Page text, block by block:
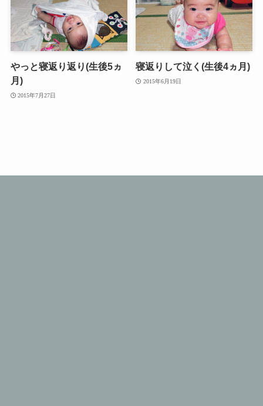
やっと寝返り返り(生後5ヵ
月)
2015年7月27日
寝返りして泣く(生後4ヵ月)
2015年6月19日